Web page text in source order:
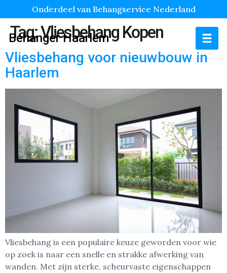
Onderdeel van Behangservice Nederland
Behanger Haarlem
Tag:Vliesbehang Kopen
Vliesbehang voor nieuwbouw in
Haarlem
Vliesbehang is een populaire keuze geworden voor wie
op zoek is naar een snelle en strakke afwerking van
wanden. Met zijn sterke, scheurvaste eigenschappen